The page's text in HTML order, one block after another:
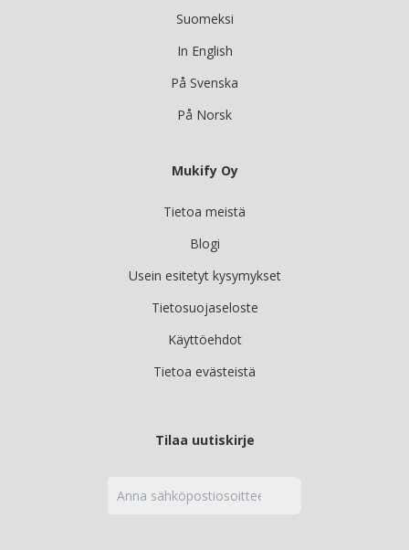
Suomeksi
In English
På Svenska
På Norsk
Mukify Oy
Tietoa meistä
Blogi
Usein esitetyt kysymykset
Tietosuojaseloste
Käyttöehdot
Tietoa evästeistä
Tilaa uutiskirje